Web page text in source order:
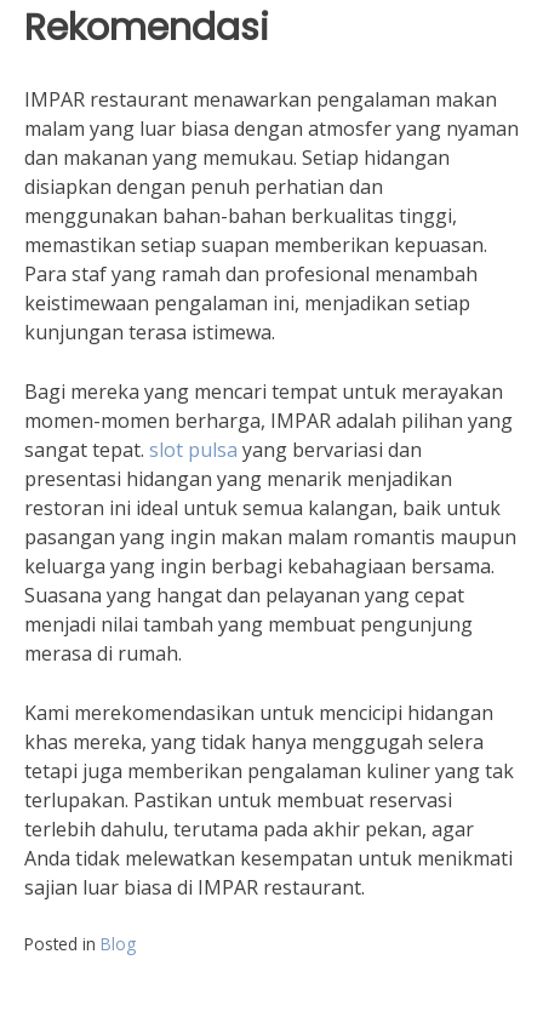
Rekomendasi
IMPAR restaurant menawarkan pengalaman makan
malam yang luar biasa dengan atmosfer yang nyaman
dan makanan yang memukau. Setiap hidangan
disiapkan dengan penuh perhatian dan
menggunakan bahan-bahan berkualitas tinggi,
memastikan setiap suapan memberikan kepuasan.
Para staf yang ramah dan profesional menambah
keistimewaan pengalaman ini, menjadikan setiap
kunjungan terasa istimewa.
Bagi mereka yang mencari tempat untuk merayakan
momen-momen berharga, IMPAR adalah pilihan yang
sangat tepat. slot pulsa yang bervariasi dan
presentasi hidangan yang menarik menjadikan
restoran ini ideal untuk semua kalangan, baik untuk
pasangan yang ingin makan malam romantis maupun
keluarga yang ingin berbagi kebahagiaan bersama.
Suasana yang hangat dan pelayanan yang cepat
menjadi nilai tambah yang membuat pengunjung
merasa di rumah.
Kami merekomendasikan untuk mencicipi hidangan
khas mereka, yang tidak hanya menggugah selera
tetapi juga memberikan pengalaman kuliner yang tak
terlupakan. Pastikan untuk membuat reservasi
terlebih dahulu, terutama pada akhir pekan, agar
Anda tidak melewatkan kesempatan untuk menikmati
sajian luar biasa di IMPAR restaurant.
Posted in Blog